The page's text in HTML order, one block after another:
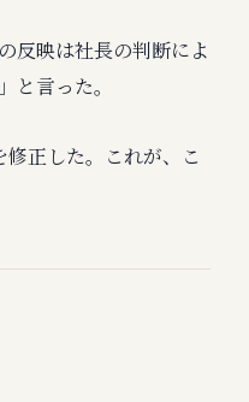
反映は社長の判断によ
と言った。
正した。これが、こ